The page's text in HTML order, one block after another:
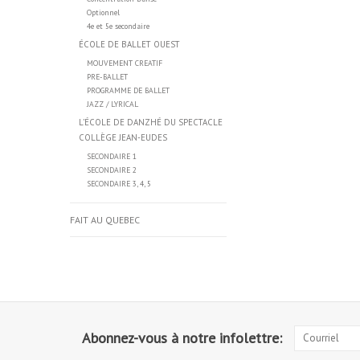
Optionnel
4e et 5e secondaire
ÉCOLE DE BALLET OUEST
MOUVEMENT CREATIF
PRE-BALLET
PROGRAMME DE BALLET
JAZZ / LYRICAL
L’ÉCOLE DE DANZHÉ DU SPECTACLE
COLLÈGE JEAN-EUDES
SECONDAIRE 1
SECONDAIRE 2
SECONDAIRE 3, 4, 5
FAIT AU QUEBEC
Abonnez-vous à notre infolettre: